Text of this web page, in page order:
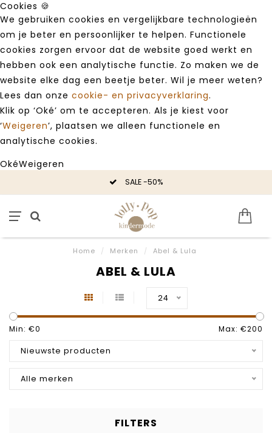
Cookies 🍪
We gebruiken cookies en vergelijkbare technologieën
om je beter en persoonlijker te helpen. Functionele
cookies zorgen ervoor dat de website goed werkt en
hebben ook een analytische functie. Zo maken we de
website elke dag een beetje beter. Wil je meer weten?
Lees dan onze cookie- en privacyverklaring.
Klik op ‘Oké’ om te accepteren. Als je kiest voor
‘Weigeren’, plaatsen we alleen functionele en
analytische cookies.
OkéWeigeren
SALE -50%
Home / Merken / Abel & Lula
ABEL & LULA
24
Min: €0 Max: €200
Nieuwste producten
Alle merken
FILTERS